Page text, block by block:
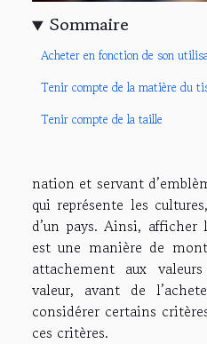
Sommaire
Acheter en fonction de son
Tenir compte de la matière du
Tenir compte de la taille
nation et servant
qui représente les
d’un pays. Ainsi, afficher
est une manière de
attachement aux
valeur, avant de
considérer certains
ces critères.